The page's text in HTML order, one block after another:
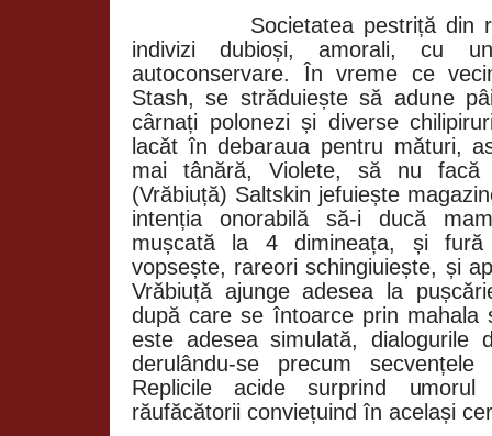
Societatea pestriță din
indivizi dubioși, amorali, cu
autoconservare. În vreme ce
Stash, se străduiește să adune
cârnați polonezi și diverse
lacăt în debaraua pentru mături,
mai tânără, Violete, să nu facă
(Vrăbiuță) Saltskin jefuiește
intenția onorabilă să-i ducă
mușcată la 4 dimineața, și
vopsește, rareori schingiuiește, și
Vrăbiuță ajunge adesea la
după care se întoarce prin
este adesea simulată, dialogurile
derulându-se precum
Replicile acide surprind
răufăcătorii conviețuind în același